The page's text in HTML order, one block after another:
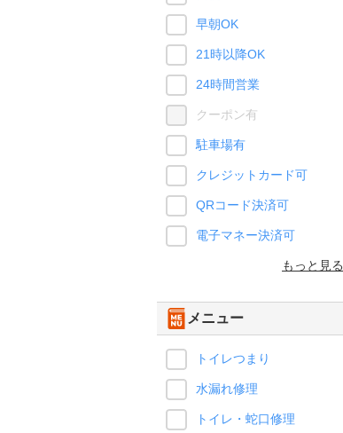
早朝OK
21時以降OK
24時間営業
クーポン有
駐車場有
クレジットカード可
QRコード決済可
電子マネー決済可
もっと見る
メニュー
トイレつまり
水漏れ修理
トイレ・蛇口修理